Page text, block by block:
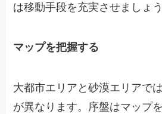
は移動手段を充実させましょう
マップを把握する
大都市エリアと砂漠エリアで
が異なります。序盤はマップ